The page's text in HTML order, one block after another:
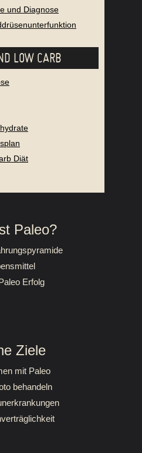
und Diagnose
LOW CARB
Diät
Paleo?
Erfolg
Ziele
mit Paleo
behandeln